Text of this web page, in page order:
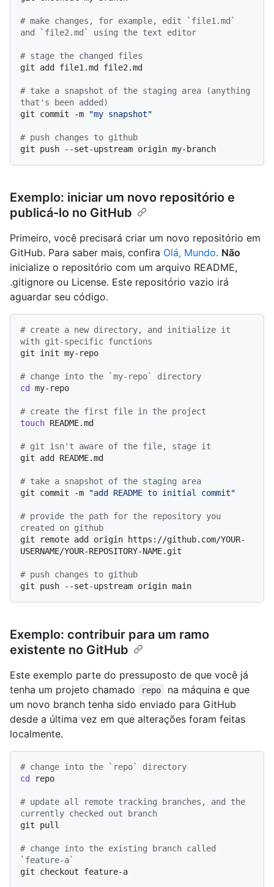
# make changes, for example, edit `file1.md`
and `file2.md` using the text editor
# stage the changed files
git add file1.md file2.md
# take a snapshot of the staging area (anything
that's been added)
git commit -m
"my snapshot"
# push changes to github
Exemplo: iniciar um novo repositório e
publicá-lo no GitHub
Primeiro, você precisará criar um novo repositório em
GitHub. Para saber mais, confira Olá, Mundo. Não
inicialize o repositório com um arquivo README,
.gitignore ou License. Este repositório vazio irá
aguardar seu código.
# create a new directory, and initialize it
with git-specific functions
git init my-repo
# change into the `my-repo` directory
cd
my-repo
# create the first file in the project
touch README.md
# git isn't aware of the file, stage it
git add README.md
# take a snapshot of the staging area
git commit -m
"add README to initial commit"
# provide the path for the repository you
created on github
git remote add origin https://github.com/YOUR-
USERNAME/YOUR-REPOSITORY-NAME.git
# push changes to github
Exemplo: contribuir para um ramo
existente no GitHub
Este exemplo parte do pressuposto de que você já
tenha um projeto chamado
repo
na máquina e que
um novo branch tenha sido enviado para GitHub
desde a última vez em que alterações foram feitas
localmente.
# change into the `repo` directory
cd
repo
# update all remote tracking branches, and the
currently checked out branch
git pull
# change into the existing branch called
`feature-a`
git checkout feature-a